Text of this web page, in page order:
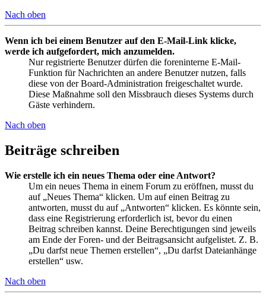
Nach oben
Wenn ich bei einem Benutzer auf den E-Mail-Link klicke,
werde ich aufgefordert, mich anzumelden.
Nur registrierte Benutzer dürfen die foreninterne E-Mail-
Funktion für Nachrichten an andere Benutzer nutzen, falls
diese von der Board-Administration freigeschaltet wurde.
Diese Maßnahme soll den Missbrauch dieses Systems durch
Gäste verhindern.
Nach oben
Beiträge schreiben
Wie erstelle ich ein neues Thema oder eine Antwort?
Um ein neues Thema in einem Forum zu eröffnen, musst du
auf „Neues Thema“ klicken. Um auf einen Beitrag zu
antworten, musst du auf „Antworten“ klicken. Es könnte sein,
dass eine Registrierung erforderlich ist, bevor du einen
Beitrag schreiben kannst. Deine Berechtigungen sind jeweils
am Ende der Foren- und der Beitragsansicht aufgelistet. Z. B.
„Du darfst neue Themen erstellen“, „Du darfst Dateianhänge
erstellen“ usw.
Nach oben